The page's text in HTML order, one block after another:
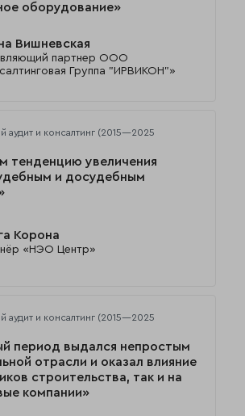
оборудование»
Вишневская
партнер ООО
Группа "ИРВИКОН"»
аудит и консалтинг (2015—2025
тенденцию увеличения
и досудебным
Корона
«НЭО Центр»
аудит и консалтинг (2015—2025
период выдался непростым
отрасли и оказал влияние
строительства, так и на
компании»